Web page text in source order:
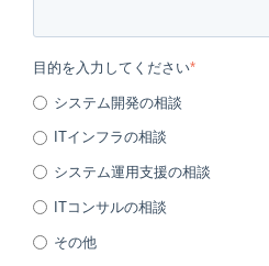
目的を入力してください*
システム開発の相談
ITインフラの相談
システム運用支援の相談
ITコンサルの相談
その他